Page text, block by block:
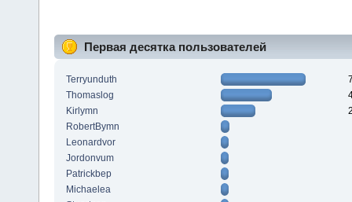
Первая десятка пользователей
Terryunduth
Thomaslog
Kirlymn
RobertBymn
Leonardvor
Jordonvum
Patrickbep
Michaelea